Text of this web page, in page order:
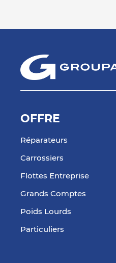
OFFRE
Réparateurs
Carrossiers
Flottes Entreprise
Grands Comptes
Poids Lourds
Particuliers